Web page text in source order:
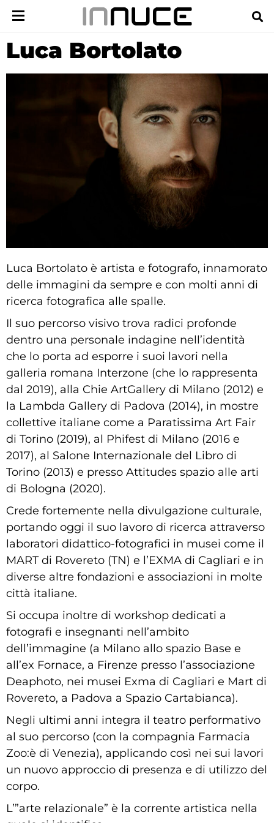
Luca Bortolato
Luca Bortolato è artista e fotografo, innamorato
delle immagini da sempre e con molti anni di
ricerca fotografica alle spalle.
Il suo percorso visivo trova radici profonde
dentro una personale indagine nell’identità
che lo porta ad esporre i suoi lavori nella
galleria romana Interzone (che lo rappresenta
dal 2019), alla Chie ArtGallery di Milano (2012) e
la Lambda Gallery di Padova (2014), in mostre
collettive italiane come a Paratissima Art Fair
di Torino (2019), al Phifest di Milano (2016 e
2017), al Salone Internazionale del Libro di
Torino (2013) e presso Attitudes spazio alle arti
di Bologna (2020).
Crede fortemente nella divulgazione culturale,
portando oggi il suo lavoro di ricerca attraverso
laboratori didattico-fotografici in musei come il
MART di Rovereto (TN) e l’EXMA di Cagliari e in
diverse altre fondazioni e associazioni in molte
città italiane.
Si occupa inoltre di workshop dedicati a
fotografi e insegnanti nell’ambito
dell’immagine (a Milano allo spazio Base e
all’ex Fornace, a Firenze presso l’associazione
Deaphoto, nei musei Exma di Cagliari e Mart di
Rovereto, a Padova a Spazio Cartabianca).
Negli ultimi anni integra il teatro performativo
al suo percorso (con la compagnia Farmacia
Zoo:è di Venezia), applicando così nei sui lavori
un nuovo approccio di presenza e di utilizzo del
corpo.
L’”arte relazionale” è la corrente artistica nella